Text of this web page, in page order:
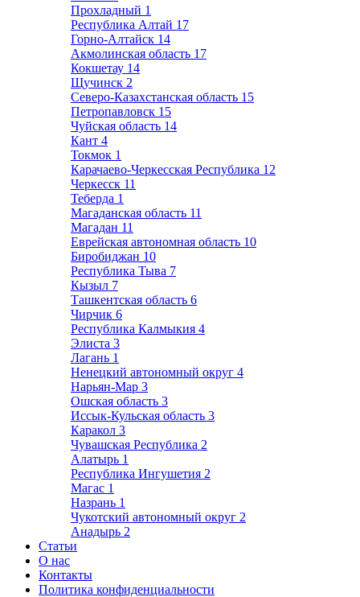
Прохладный 1
Республика Алтай 17
Горно-Алтайск 14
Акмолинская область 17
Кокшетау 14
Щучинск 2
Северо-Казахстанская область 15
Петропавловск 15
Чуйская область 14
Кант 4
Токмок 1
Карачаево-Черкесская Республика 12
Черкесск 11
Теберда 1
Магаданская область 11
Магадан 11
Еврейская автономная область 10
Биробиджан 10
Республика Тыва 7
Кызыл 7
Ташкентская область 6
Чирчик 6
Республика Калмыкия 4
Элиста 3
Лагань 1
Ненецкий автономный округ 4
Нарьян-Мар 3
Ошская область 3
Иссык-Кульская область 3
Каракол 3
Чувашская Республика 2
Алатырь 1
Республика Ингушетия 2
Магас 1
Назрань 1
Чукотский автономный округ 2
Анадырь 2
Статьи
О нас
Контакты
Политика конфиденциальности